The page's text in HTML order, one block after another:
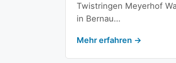
Twistringen Meyerhof
in Bernau…
Mehr erfahren →